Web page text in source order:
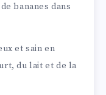
bananes dans
et sain en
du lait et de la